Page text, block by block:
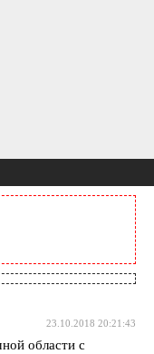
23.10.2018 20:21:43
области с